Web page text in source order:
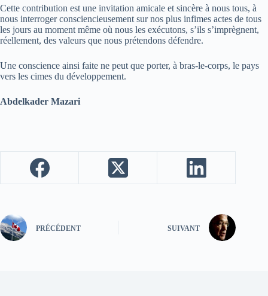
Cette contribution est une invitation amicale et sincère à nous tous, à
nous interroger consciencieusement sur nos plus infimes actes de tous
les jours au moment même où nous les exécutons, s’ils s’imprègnent,
réellement, des valeurs que nous prétendons défendre.
Une conscience ainsi faite ne peut que porter, à bras-le-corps, le pays
vers les cimes du développement.
Abdelkader Mazari
PRÉCÉDENT SUIVANT